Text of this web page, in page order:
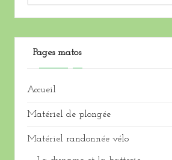
Pages matos
Accueil
Matériel de plongée
Matériel randonnée vélo